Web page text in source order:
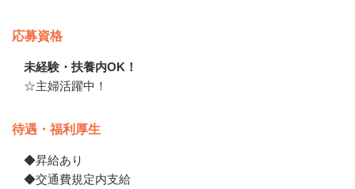
応募資格
未経験・扶養内OK！
☆主婦活躍中！
待遇・福利厚生
◆昇給あり
◆交通費規定内支給